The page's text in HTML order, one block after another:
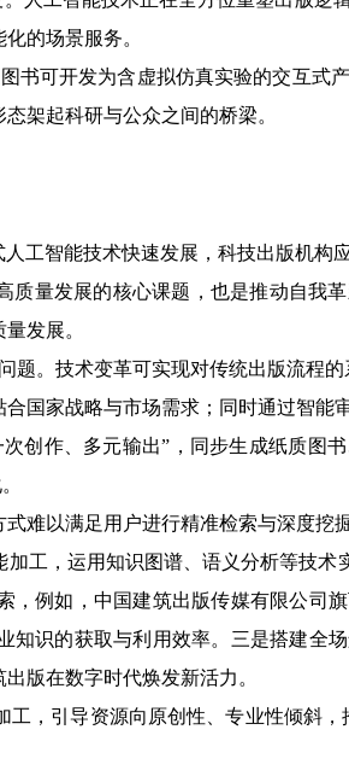
的场景服务。
可开发为含虚拟仿真实验的交互式
架起科研与公众之间的桥梁。
智能技术快速发展，科技出版机构
质量发展的核心课题，也是推动自我
发展。
。技术变革可实现对传统出版流程的
国家战略与市场需求；同时通过智能
创作、多元输出”，同步生成纸质图
以满足用户进行精准检索与深度挖
工，运用知识图谱、语义分析等技术
例如，中国建筑出版传媒有限公司
识的获取与利用效率。三是搭建全
版在数字时代焕发新活力。
引导资源向原创性、专业性倾斜，